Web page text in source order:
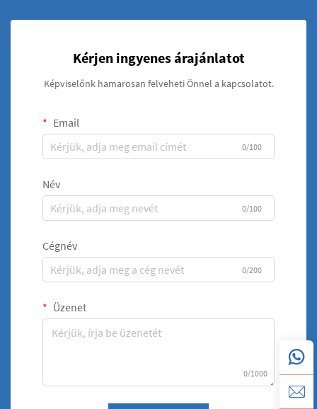
Kérjen ingyenes árajánlatot
Képviselőnk hamarosan felveheti Önnel a kapcsolatot.
Email
0/100
Név
0/100
Cégnév
0/200
Üzenet
0/1000